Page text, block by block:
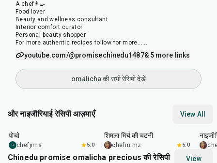
A chef👩‍🍳
Food lover
Beauty and wellness consultant
Interior comfort curator
Personal beauty shopper
For more authentic recipes follow for more......
youtube.com/@promisechinedu1487& 5 more links
omalicha की सभी रेसिपी देखें
और नाइजीरियाई रेसिपी आज़माएँ View All
45 min
पोचो
C chefjims 5.0
शिमला मिर्च की चटनी
chefmimz 5.0
Chinedu promise omalicha precious की रेसिपी
View